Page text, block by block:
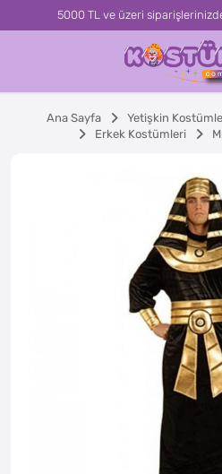
5000 TL ve üzeri
Ana Sayfa Yetişkin
Erkek Kostümleri